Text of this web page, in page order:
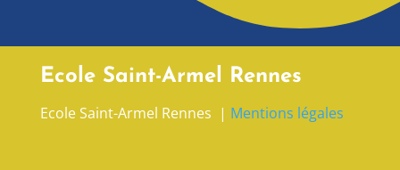
Ecole Saint-Armel Rennes
Ecole Saint-Armel Rennes | Mentions légales